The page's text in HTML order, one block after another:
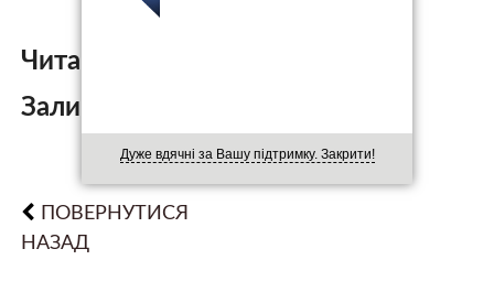
Дуже вдячні за Вашу підтримку. Закрити!
Читайте також:
Залишити коментар:
ПОВЕРНУТИСЯ
НАЗАД